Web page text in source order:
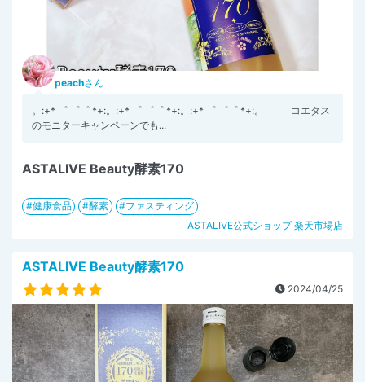
peachさん
。:+* ゜ ゜゜ *+:。:+* ゜ ゜゜ *+:。:+* ゜ ゜゜ *+:。 コエタス
のモニターキャンペーンでも...
ASTALIVE Beauty酵素170
健康食品 酵素
ファスティング
ASTALIVE公式ショップ 楽天市場店
ASTALIVE Beauty酵素170
2024/04/25